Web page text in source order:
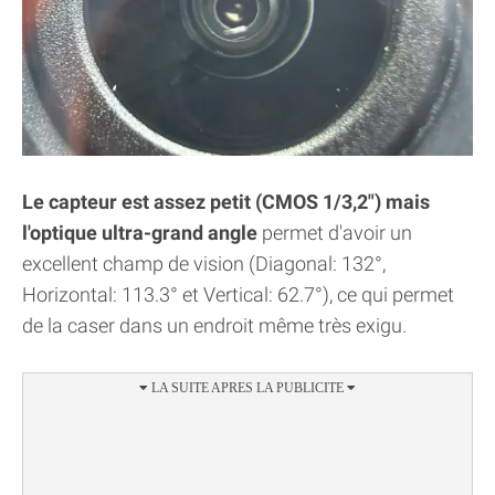
Le capteur est assez petit (CMOS 1/3,2") mais
l'optique ultra-grand angle permet d'avoir un
excellent champ de vision (Diagonal: 132°,
Horizontal: 113.3° et Vertical: 62.7°), ce qui permet
de la caser dans un endroit même très exigu.